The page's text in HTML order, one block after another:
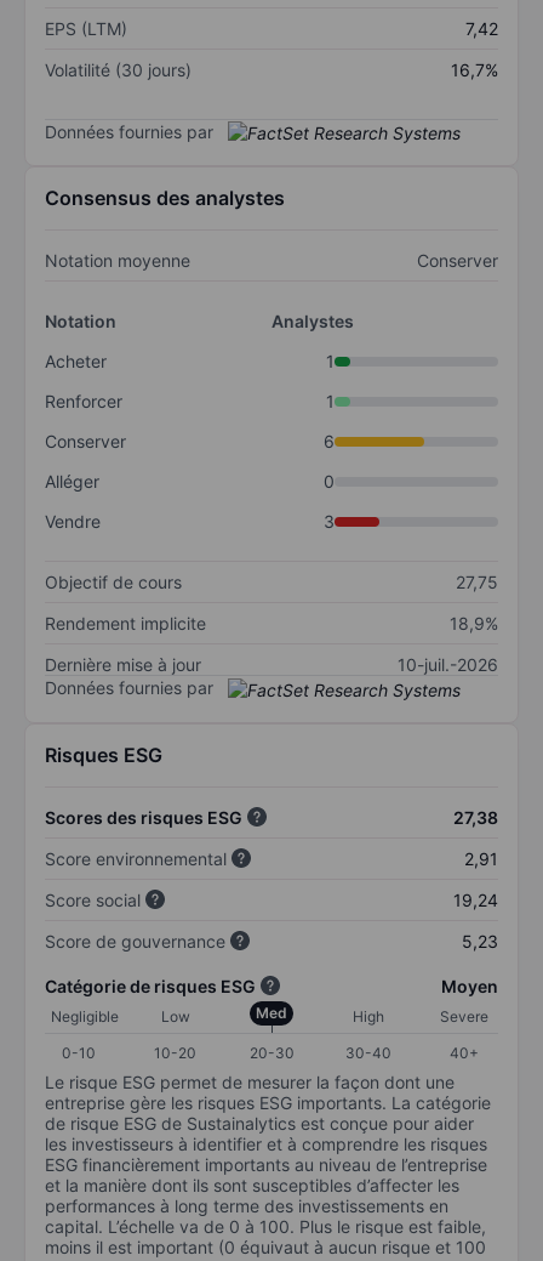
EPS (LTM)
7,42
Volatilité (30 jours)
16,7%
Données fournies par
Consensus des analystes
Notation moyenne Conserver
Notation
Analystes
Acheter
1
Renforcer
1
Conserver
6
Alléger
0
Vendre
3
Objectif de cours
27,75
Rendement implicite
18,9%
Dernière mise à jour
10-juil.-2026
Données fournies par
Risques ESG
Scores des risques ESG
27,38
Score environnemental
2,91
Score social
19,24
Score de gouvernance
5,23
Catégorie de risques ESG Moyen
Negligible Low Med High
Severe
0-10
10-20 20-30 30-40 40+
Le risque ESG permet de mesurer la façon dont une
entreprise gère les risques ESG importants. La catégorie
de risque ESG de Sustainalytics est conçue pour aider
les investisseurs à identifier et à comprendre les risques
ESG financièrement importants au niveau de l’entreprise
et la manière dont ils sont susceptibles d’affecter les
performances à long terme des investissements en
capital. L’échelle va de 0 à 100. Plus le risque est faible,
moins il est important (0 équivaut à aucun risque et 100